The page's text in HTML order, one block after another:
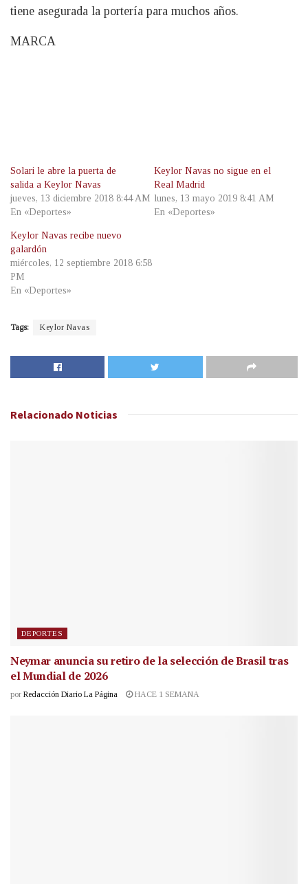
tiene asegurada la portería para muchos años.
MARCA
Solari le abre la puerta de
salida a Keylor Navas
jueves, 13 diciembre 2018 8:44 AM
En «Deportes»
Keylor Navas no sigue en el
Real Madrid
lunes, 13 mayo 2019 8:41 AM
En «Deportes»
Keylor Navas recibe nuevo
galardón
miércoles, 12 septiembre 2018 6:58
PM
En «Deportes»
Tags: Keylor Navas
Relacionado Noticias
DEPORTES
Neymar anuncia su retiro de la selección de Brasil tras
el Mundial de 2026
por Redacción Diario La Página HACE 1 SEMANA